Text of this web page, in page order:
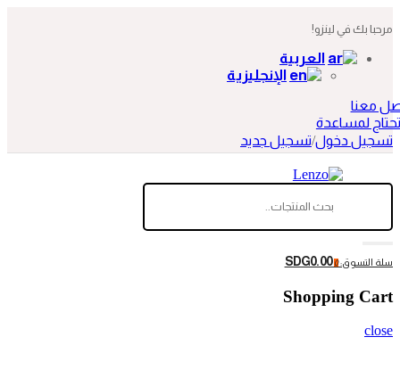
مرحبا بك في لينزو!
العربية
الإنجليزية
معنا
تحتاج لمساعدة
تسجيل دخول/تسجيل جديد
سلة التسوق: SDG0.00 0
Shopping Cart
close